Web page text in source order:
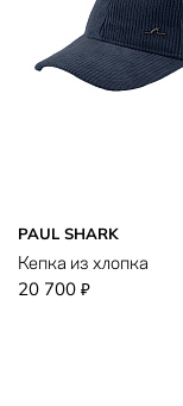
PAUL SHARK
Кепка из хлопка
20 700 ₽